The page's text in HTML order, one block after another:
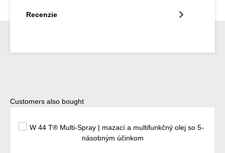
Recenzie
Preskočiť galériu produktov
Customers also bought